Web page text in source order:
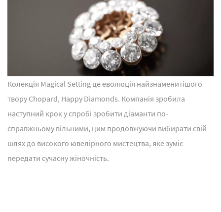
Колекція Magical Setting це еволюція найзнаменитішого
твору Chopard, Happy Diamonds. Компанія зробила
наступний крок у спробі зробити діаманти по-
справжньому вільними, цим продовжуючи вибирати свій
шлях до високого ювелірного мистецтва, яке зуміє
передати сучасну жіночність.